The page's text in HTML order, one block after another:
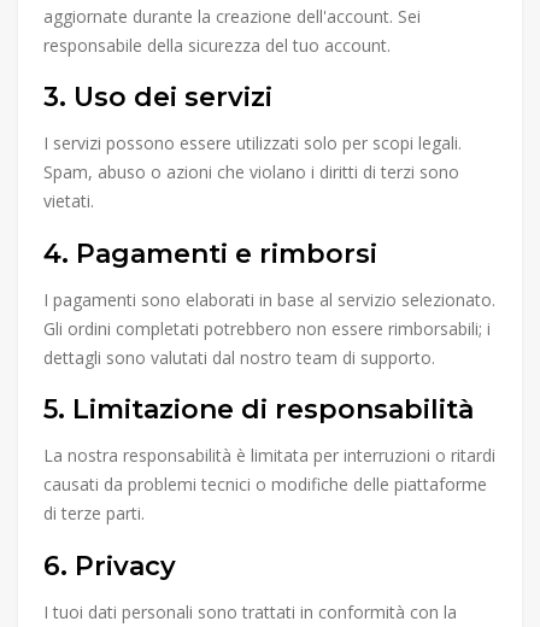
aggiornate durante la creazione dell'account. Sei
responsabile della sicurezza del tuo account.
3. Uso dei servizi
I servizi possono essere utilizzati solo per scopi legali.
Spam, abuso o azioni che violano i diritti di terzi sono
vietati.
4. Pagamenti e rimborsi
I pagamenti sono elaborati in base al servizio selezionato.
Gli ordini completati potrebbero non essere rimborsabili; i
dettagli sono valutati dal nostro team di supporto.
5. Limitazione di responsabilità
La nostra responsabilità è limitata per interruzioni o ritardi
causati da problemi tecnici o modifiche delle piattaforme
di terze parti.
6. Privacy
I tuoi dati personali sono trattati in conformità con la